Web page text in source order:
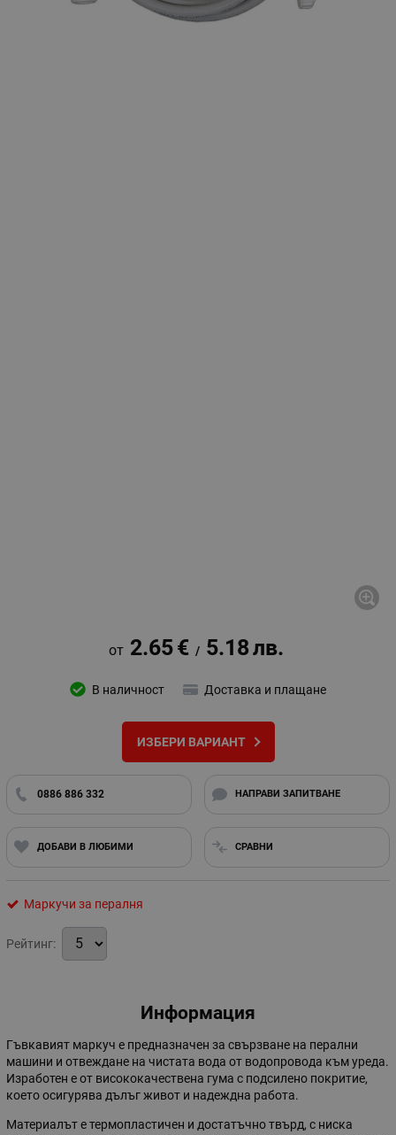
2.65€ / 5.18лв.
В наличност Доставка и плащане
ИЗБЕРИ ВАРИАНТ
0886 886 332 НАПРАВИ ЗАПИТВАНЕ
ДОБАВИ В ЛЮБИМИ СРАВНИ
Маркучи за пералня
Рейтинг:
Информация
Гъвкавият маркуч е предназначен за свързване на перални
машини и отвеждане на чистата вода от водопровода към уреда.
Изработен е от висококачествена гума с подсилено покритие,
което осигурява дълъг живот и надеждна работа.
Материалът е термопластичен и достатъчно твърд, с ниска